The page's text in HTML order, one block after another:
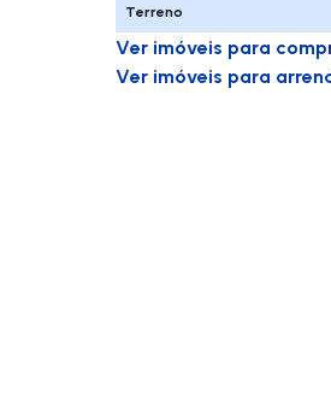
Terreno
Ver imóveis para
Ver imóveis para